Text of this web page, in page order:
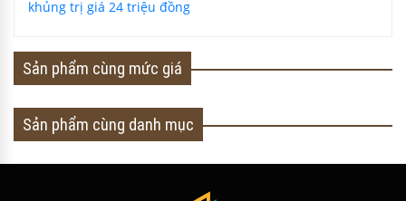
khủng trị giá 24 triệu đồng
Sản phẩm cùng mức giá
Sản phẩm cùng danh mục